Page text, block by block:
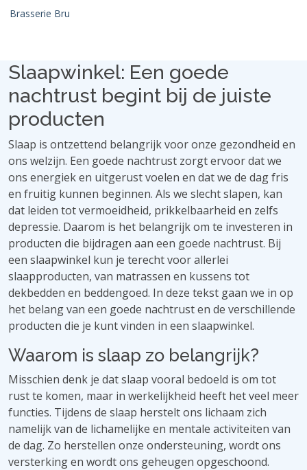
Brasserie Bru
Slaapwinkel: Een goede
nachtrust begint bij de juiste
producten
Slaap is ontzettend belangrijk voor onze gezondheid en
ons welzijn. Een goede nachtrust zorgt ervoor dat we
ons energiek en uitgerust voelen en dat we de dag fris
en fruitig kunnen beginnen. Als we slecht slapen, kan
dat leiden tot vermoeidheid, prikkelbaarheid en zelfs
depressie. Daarom is het belangrijk om te investeren in
producten die bijdragen aan een goede nachtrust. Bij
een slaapwinkel kun je terecht voor allerlei
slaapproducten, van matrassen en kussens tot
dekbedden en beddengoed. In deze tekst gaan we in op
het belang van een goede nachtrust en de verschillende
producten die je kunt vinden in een slaapwinkel.
Waarom is slaap zo belangrijk?
Misschien denk je dat slaap vooral bedoeld is om tot
rust te komen, maar in werkelijkheid heeft het veel meer
functies. Tijdens de slaap herstelt ons lichaam zich
namelijk van de lichamelijke en mentale activiteiten van
de dag. Zo herstellen onze ondersteuning, wordt ons
versterking en wordt ons geheugen opgeschoond.